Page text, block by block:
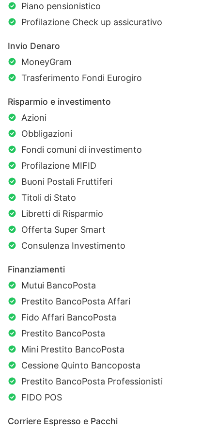
Piano pensionistico
Profilazione Check up assicurativo
Invio Denaro
MoneyGram
Trasferimento Fondi Eurogiro
Risparmio e investimento
Azioni
Obbligazioni
Fondi comuni di investimento
Profilazione MIFID
Buoni Postali Fruttiferi
Titoli di Stato
Libretti di Risparmio
Offerta Super Smart
Consulenza Investimento
Finanziamenti
Mutui BancoPosta
Prestito BancoPosta Affari
Fido Affari BancoPosta
Prestito BancoPosta
Mini Prestito BancoPosta
Cessione Quinto Bancoposta
Prestito BancoPosta Professionisti
FIDO POS
Corriere Espresso e Pacchi